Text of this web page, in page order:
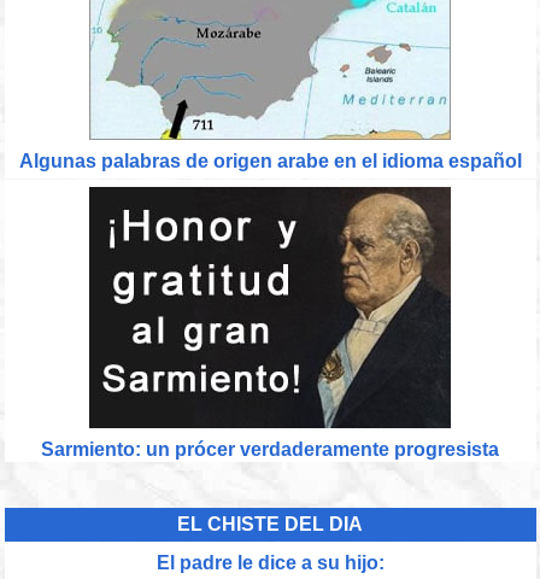
Algunas palabras de origen arabe en el idioma español
Sarmiento: un prócer verdaderamente progresista
EL CHISTE DEL DIA
El padre le dice a su hijo: